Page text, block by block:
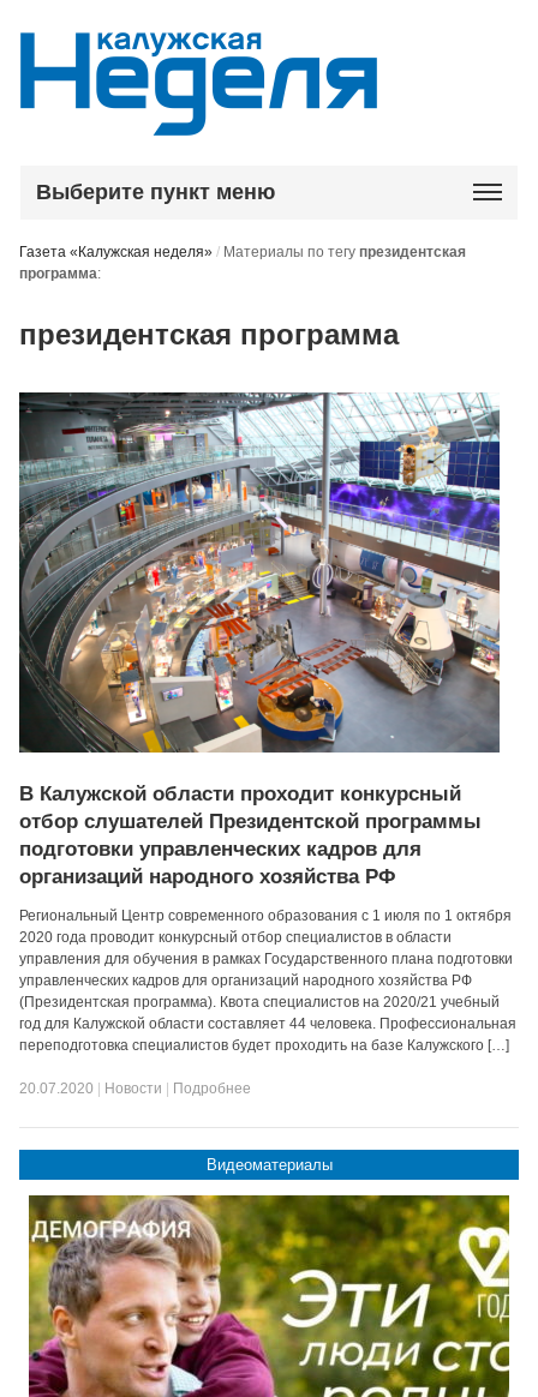
Выберите пункт меню
Газета «Калужская неделя» / Материалы по тегупрезидентская
программа:
президентская программа
В Калужской области проходит конкурсный
отбор слушателей Президентской программы
подготовки управленческих кадров для
организаций народного хозяйства РФ
Региональный Центр современного образования с 1 июля по 1 октября
2020 года проводит конкурсный отбор специалистов в области
управления для обучения в рамках Государственного плана подготовки
управленческих кадров для организаций народного хозяйства РФ
(Президентская программа). Квота специалистов на 2020/21 учебный
год для Калужской области составляет 44 человека. Профессиональная
переподготовка специалистов будет проходить на базе Калужского […]
20.07.2020 Новости Подробнее
Видеоматериалы